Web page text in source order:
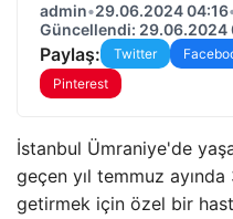
admin•29.06.2024 04:16
Güncellendi: 29.06.2024
Paylaş: Twitter
Pinterest
İstanbul Ümraniye'de
geçen yıl temmuz
getirmek için özel bir